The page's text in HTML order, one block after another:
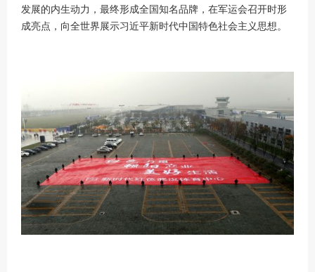
发展的内生动力，最终形成全国知名品牌，在军运会召开时形
成亮点，向全世界展示习近平新时代中国特色社会主义思想。